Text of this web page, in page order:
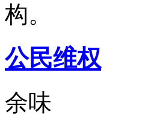
构。
公民维权
余味